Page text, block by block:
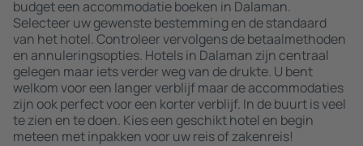
budget een accommodatie boeken in Dalaman.
Selecteer uw gewenste bestemming en de standaard
van het hotel. Controleer vervolgens de betaalmethoden
en annuleringsopties. Hotels in Dalaman zijn centraal
gelegen maar iets verder weg van de drukte. U bent
welkom voor een langer verblijf maar de accommodaties
zijn ook perfect voor een korter verblijf. In de buurt is veel
te zien en te doen. Kies een geschikt hotel en begin
meteen met inpakken voor uw reis of zakenreis!